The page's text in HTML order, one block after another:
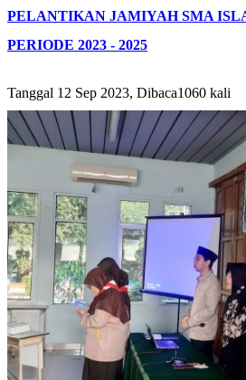
PELANTIKAN JAMIYAH SMA
PERIODE 2023 - 2025
Tanggal 12 Sep 2023, Dibaca1060 kali